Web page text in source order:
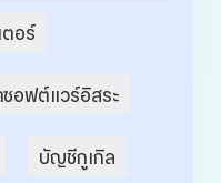
ตอร์
อฟต์แวร์อิสระ
บัญชีกูเกิล